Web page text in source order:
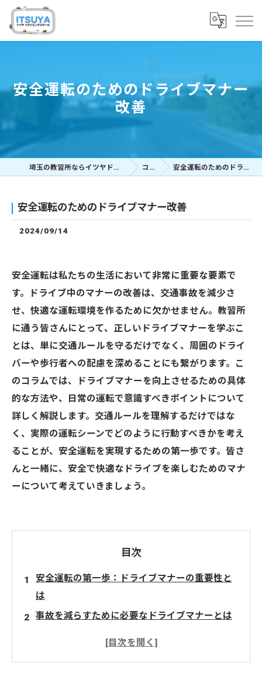
安全運転のためのドライブマナー
改善
埼玉の教習所ならイツヤドライビングスクール コラム 安全運転のためのドライブマナー改善
安全運転のためのドライブマナー改善
2024/09/14
安全運転は私たちの生活において非常に重要な要素で
す。ドライブ中のマナーの改善は、交通事故を減少さ
せ、快適な運転環境を作るために欠かせません。教習所
に通う皆さんにとって、正しいドライブマナーを学ぶこ
とは、単に交通ルールを守るだけでなく、周囲のドライ
バーや歩行者への配慮を深めることにも繋がります。こ
のコラムでは、ドライブマナーを向上させるための具体
的な方法や、日常の運転で意識すべきポイントについて
詳しく解説します。交通ルールを理解するだけではな
く、実際の運転シーンでどのように行動すべきかを考え
ることが、安全運転を実現するための第一歩です。皆さ
んと一緒に、安全で快適なドライブを楽しむためのマナ
ーについて考えていきましょう。
目次
安全運転の第一歩：ドライブマナーの重要性と
は
事故を減らすために必要なドライブマナーとは
安心して運転するためのマナー改善ポイント